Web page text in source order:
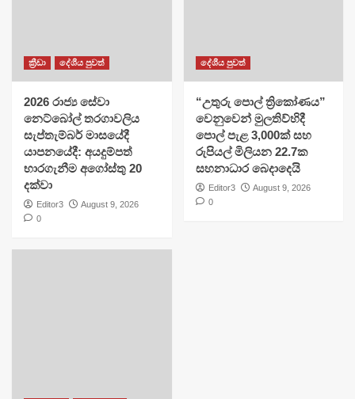
ක්‍රීඩා දේශීය පුවත්
2026 රාජ්‍ය සේවා
නෙට්බෝල් තරගාවලිය
සැප්තැම්බර් මාසයේදී
යාපනයේදී: අයදුම්පත්
භාරගැනීම අගෝස්තු 20
දක්වා
Editor3
August 9, 2026
0
දේශීය පුවත්
​“උතුරු පොල් ත්‍රිකෝණය”
වෙනුවෙන් මුලතිව්හිදී
පොල් පැළ 3,000ක් සහ
රුපියල් මිලියන 22.7ක
සහනාධාර බෙදාදෙයි
Editor3
August 9, 2026
0